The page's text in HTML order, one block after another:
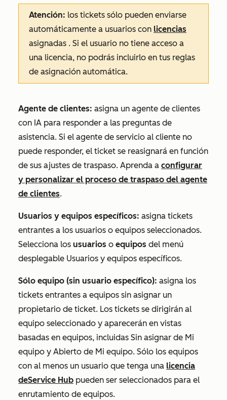
Atención: los tickets sólo pueden enviarse
automáticamente a usuarios con licencias
asignadas . Si el usuario no tiene acceso a
una licencia, no podrás incluirlo en tus reglas
de asignación automática.
Agente de clientes: asigna un agente de clientes
con IA para responder a las preguntas de
asistencia. Si el agente de servicio al cliente no
puede responder, el ticket se reasignará en función
de sus ajustes de traspaso. Aprenda a configurar
y personalizar el proceso de traspaso del agente
de clientes.
Usuarios y equipos específicos: asigna tickets
entrantes a los usuarios o equipos seleccionados.
Selecciona los usuarios o equipos del menú
desplegable Usuarios y equipos específicos.
Sólo equipo (sin usuario específico): asigna los
tickets entrantes a equipos sin asignar un
propietario de ticket. Los tickets se dirigirán al
equipo seleccionado y aparecerán en vistas
basadas en equipos, incluidas Sin asignar de Mi
equipo y Abierto de Mi equipo. Sólo los equipos
con al menos un usuario que tenga una licencia
deService Hub pueden ser seleccionados para el
enrutamiento de equipos.